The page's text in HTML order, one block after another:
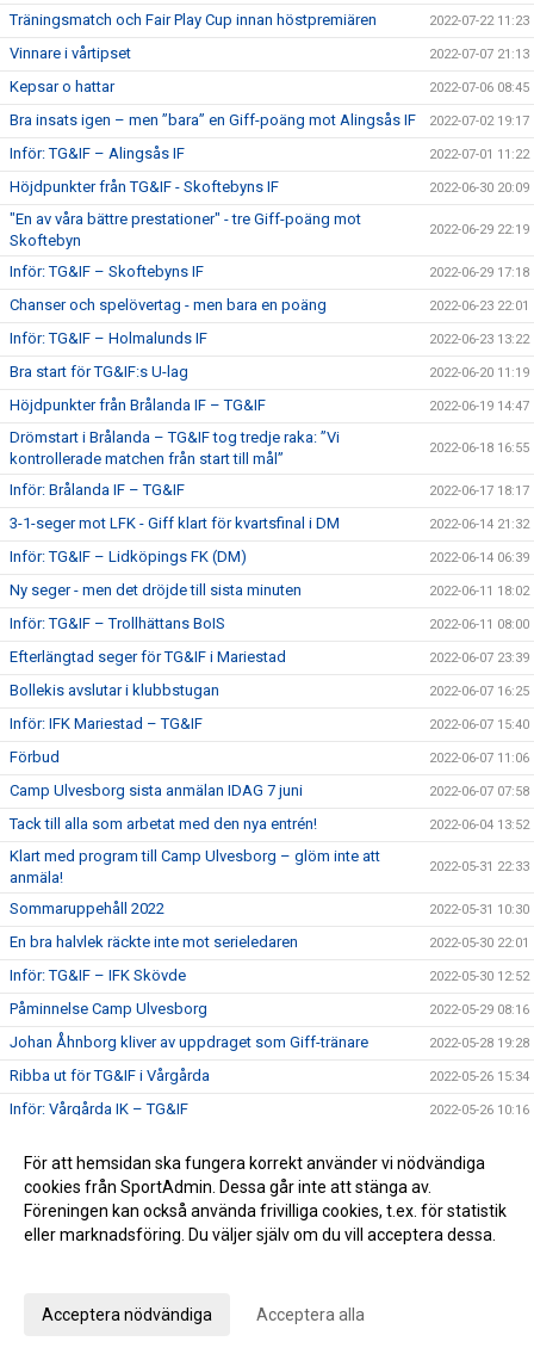
Träningsmatch och Fair Play Cup innan höstpremiären 2022-07-22 11:23
Vinnare i vårtipset 2022-07-07 21:13
Kepsar o hattar 2022-07-06 08:45
Bra insats igen – men ”bara” en Giff-poäng mot Alingsås IF 2022-07-02 19:17
Inför: TG&IF – Alingsås IF 2022-07-01 11:22
Höjdpunkter från TG&IF - Skoftebyns IF 2022-06-30 20:09
"En av våra bättre prestationer" - tre Giff-poäng mot
Skoftebyn
2022-06-29 22:19
Inför: TG&IF – Skoftebyns IF 2022-06-29 17:18
Chanser och spelövertag - men bara en poäng 2022-06-23 22:01
Inför: TG&IF – Holmalunds IF 2022-06-23 13:22
Bra start för TG&IF:s U-lag 2022-06-20 11:19
Höjdpunkter från Brålanda IF – TG&IF 2022-06-19 14:47
Drömstart i Brålanda – TG&IF tog tredje raka: ”Vi
kontrollerade matchen från start till mål”
2022-06-18 16:55
Inför: Brålanda IF – TG&IF 2022-06-17 18:17
3-1-seger mot LFK - Giff klart för kvartsfinal i DM 2022-06-14 21:32
Inför: TG&IF – Lidköpings FK (DM) 2022-06-14 06:39
Ny seger - men det dröjde till sista minuten 2022-06-11 18:02
Inför: TG&IF – Trollhättans BoIS 2022-06-11 08:00
Efterlängtad seger för TG&IF i Mariestad 2022-06-07 23:39
Bollekis avslutar i klubbstugan 2022-06-07 16:25
Inför: IFK Mariestad – TG&IF 2022-06-07 15:40
Förbud 2022-06-07 11:06
Camp Ulvesborg sista anmälan IDAG 7 juni 2022-06-07 07:58
Tack till alla som arbetat med den nya entrén! 2022-06-04 13:52
Klart med program till Camp Ulvesborg – glöm inte att
anmäla!
2022-05-31 22:33
Sommaruppehåll 2022 2022-05-31 10:30
En bra halvlek räckte inte mot serieledaren 2022-05-30 22:01
Inför: TG&IF – IFK Skövde 2022-05-30 12:52
Påminnelse Camp Ulvesborg 2022-05-29 08:16
Johan Åhnborg kliver av uppdraget som Giff-tränare 2022-05-28 19:28
Ribba ut för TG&IF i Vårgårda 2022-05-26 15:34
Inför: Vårgårda IK – TG&IF 2022-05-26 10:16
Uddamålsförlust i derbyt 2022-05-21 21:34
Inför: TG&IF – IFK Tidaholm 2022-05-21 07:03
Sörman: ”Att vinna ett derby är det bästa som kan hända” 2022-05-20 17:28
TG&IF enkelt vidare i DM
För att hemsidan ska fungera korrekt använder vi nödvändiga
cookies från SportAdmin. Dessa går inte att stänga av.
Föreningen kan också använda frivilliga cookies, t.ex. för statistik
eller marknadsföring. Du väljer själv om du vill acceptera dessa.
Acceptera nödvändiga Acceptera alla